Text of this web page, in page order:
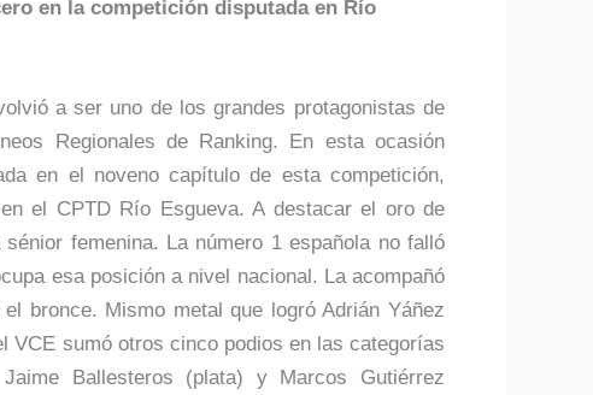
en la competición disputada en Río
a ser uno de los grandes protagonistas de
Regionales de Ranking. En esta ocasión
en el noveno capítulo de esta competición,
el CPTD Río Esgueva. A destacar el oro de
femenina. La número 1 española no falló
esa posición a nivel nacional. La acompañó
bronce. Mismo metal que logró Adrián Yáñez
VCE sumó otros cinco podios en las categorías
Ballesteros (plata) y Marcos Gutiérrez